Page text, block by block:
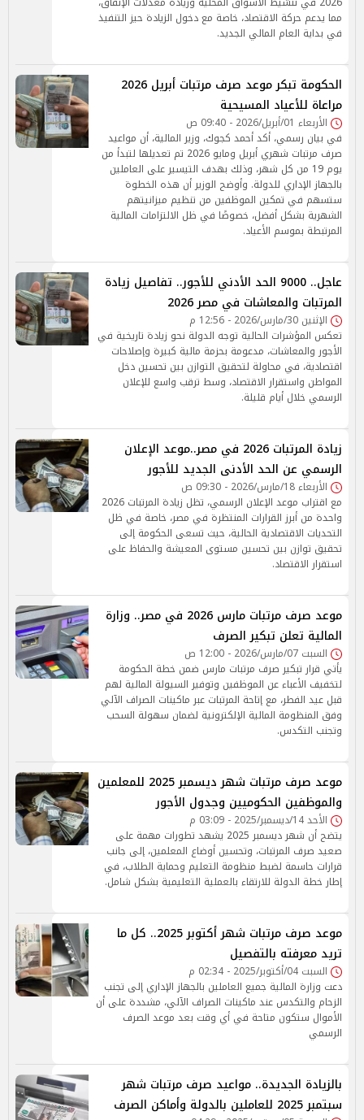
مما يدعم حركة الاقتصاد، خاصة مع دخول الزيادة حيز التنفيذ
في بداية العام المالي الجديد.
الحكومة تبكر موعد صرف مرتبات أبريل 2026
مراعاة للأعياد المسيحية
الأربعاء 01/أبريل/2026 - 09:40 ص
في بيان رسمي، أكد أحمد كجوك، وزير المالية، أن مواعيد
صرف مرتبات شهري أبريل ومايو 2026 تم تعديلها لتبدأ من
يوم 19 من كل شهر، وذلك بهدف التيسير على العاملين
بالجهاز الإداري للدولة. وأوضح الوزير أن هذه الخطوة
ستسهم في تمكين الموظفين من تنظيم ميزانيتهم
الشهرية بشكل أفضل، خصوصًا في ظل الالتزامات المالية
المرتبطة بموسم الأعياد.
عاجل.. 9000 الحد الأدني للأجور.. تفاصيل زيادة
المرتبات والمعاشات في مصر 2026
الإثنين 30/مارس/2026 - 12:56 م
تعكس المؤشرات الحالية توجه الدولة نحو زيادة تاريخية في
الأجور والمعاشات، مدعومة بحزمة مالية كبيرة وإصلاحات
اقتصادية، في محاولة لتحقيق التوازن بين تحسين دخل
المواطن واستقرار الاقتصاد، وسط ترقب واسع للإعلان
الرسمي خلال أيام قليلة.
زيادة المرتبات 2026 في مصر..موعد الإعلان
الرسمي عن الحد الأدنى الجديد للأجور
الأربعاء 18/مارس/2026 - 09:30 ص
مع اقتراب موعد الإعلان الرسمي، تظل زيادة المرتبات 2026
واحدة من أبرز القرارات المنتظرة في مصر، خاصة في ظل
التحديات الاقتصادية الحالية، حيث تسعى الحكومة إلى
تحقيق توازن بين تحسين مستوى المعيشة والحفاظ على
استقرار الاقتصاد.
موعد صرف مرتبات مارس 2026 في مصر.. وزارة
المالية تعلن تبكير الصرف
السبت 07/مارس/2026 - 12:00 ص
يأتي قرار تبكير صرف مرتبات مارس ضمن خطة الحكومة
لتخفيف الأعباء عن الموظفين وتوفير السيولة المالية لهم
قبل عيد الفطر، مع إتاحة المرتبات عبر ماكينات الصراف الآلي
وفق المنظومة المالية الإلكترونية لضمان سهولة السحب
وتجنب التكدس.
موعد صرف مرتبات شهر ديسمبر 2025 للمعلمين
والموظفين الحكوميين وجدول الأجور
الأحد 14/ديسمبر/2025 - 03:09 م
يتضح أن شهر ديسمبر 2025 يشهد تطورات مهمة على
صعيد صرف المرتبات، وتحسين أوضاع المعلمين، إلى جانب
قرارات حاسمة لضبط منظومة التعليم وحماية الطلاب، في
إطار خطة الدولة للارتقاء بالعملية التعليمية بشكل شامل.
موعد صرف مرتبات شهر أكتوبر 2025.. كل ما
تريد معرفته بالتفصيل
السبت 04/أكتوبر/2025 - 02:34 م
دعت وزارة المالية جميع العاملين بالجهاز الإداري إلى تجنب
الزحام والتكدس عند ماكينات الصراف الآلي، مشددة على أن
الأموال ستكون متاحة في أي وقت بعد موعد الصرف
الرسمي
بالزيادة الجديدة.. مواعيد صرف مرتبات شهر
سبتمبر 2025 للعاملين بالدولة وأماكن الصرف